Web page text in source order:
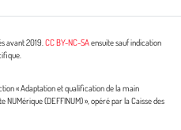
avant 2019.CC BY-NC-SAensuite sauf indication
« Adaptation et qualification de la main
(DEFFINUM) », opéré par la Caisse des